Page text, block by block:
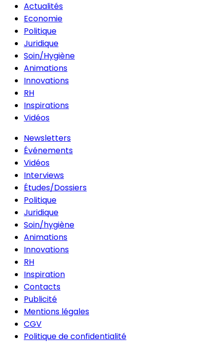
Actualités
Economie
Politique
Juridique
Soin/Hygiène
Animations
Innovations
RH
Inspirations
Vidéos
Newsletters
Événements
Vidéos
Interviews
Études/Dossiers
Politique
Juridique
Soin/hygiène
Animations
Innovations
RH
Inspiration
Contacts
Publicité
Mentions légales
CGV
Politique de confidentialité